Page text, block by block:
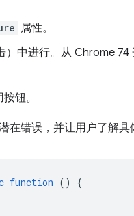
属性。
中进行。从 Chrome 74
钮。
在错误，并让用户了解具
function ()
{